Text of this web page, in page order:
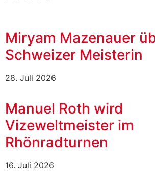
Miryam Mazenauer
Schweizer Meisterin
28. Juli 2026
Manuel Roth wird
Vizeweltmeister im
Rhönradturnen
16. Juli 2026